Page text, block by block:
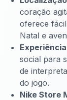
coração
oferece
Natal e
social para
de
do jogo.
Nike Store